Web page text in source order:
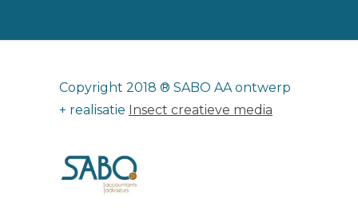
Copyright 2018 ® SABO AA ontwerp
+ realisatie Insect creatieve media